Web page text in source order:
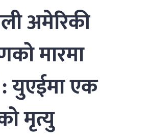
अमेरिकी
मारमा
युएईमा एक
मृत्यु